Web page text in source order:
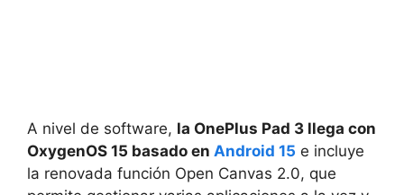
A nivel de software, la OnePlus Pad 3 llega con
OxygenOS 15 basado en Android 15 e incluye
la renovada función Open Canvas 2.0, que